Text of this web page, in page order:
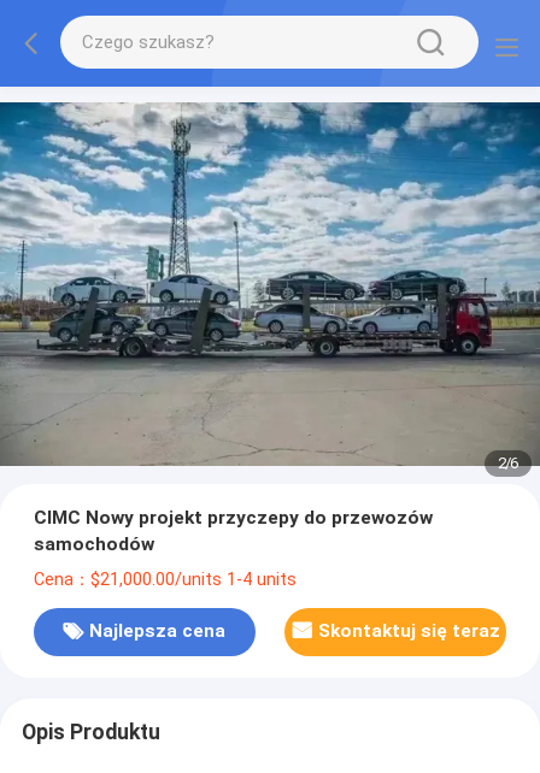
2/6
CIMC Nowy projekt przyczepy do przewozów
samochodów
Cena：$21,000.00/units 1-4 units
Najlepsza cena Skontaktuj się teraz
Opis Produktu